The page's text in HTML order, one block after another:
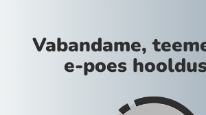
Vabandame,
e-poes